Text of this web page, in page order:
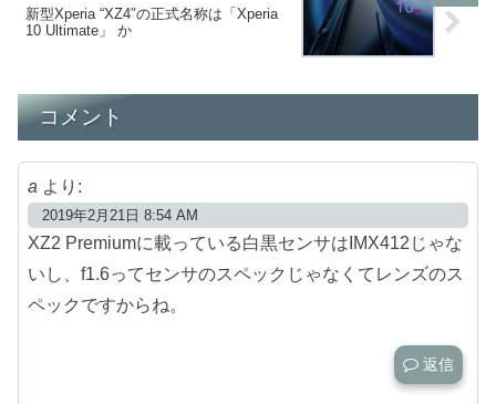
新型Xperia “XZ4″の正式名称は「Xperia
10 Ultimate」 か
コメント
a より:
2019年2月21日 8:54 AM
XZ2 Premiumに載っている白黒センサはIMX412じゃな
いし、f1.6ってセンサのスペックじゃなくてレンズのス
ペックですからね。
返信